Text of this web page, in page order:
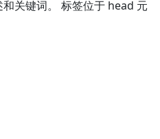
关键词。 标签位于 head 元